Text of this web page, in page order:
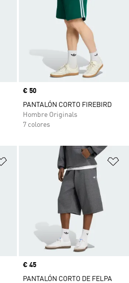
Precio
€ 50
PANTALÓN CORTO FIREBIRD
Hombre Originals
7 colores
Añadir a la lista de deseos
Precio
€ 45
PANTALÓN CORTO DE FELPA